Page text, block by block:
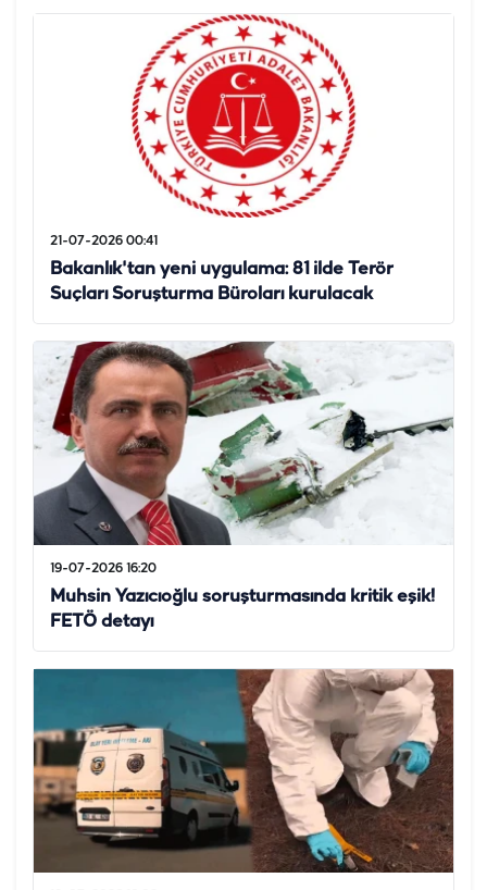
21-07-2026 00:41
Bakanlık'tan yeni uygulama: 81 ilde Terör
Suçları Soruşturma Büroları kurulacak
19-07-2026 16:20
Muhsin Yazıcıoğlu soruşturmasında kritik eşik!
FETÖ detayı